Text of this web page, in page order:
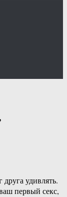
удивлять.
первый секс,